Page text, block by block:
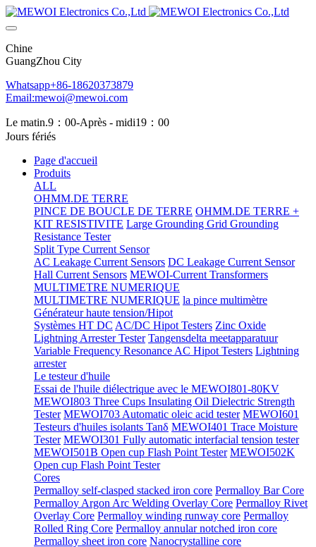
Chine
GuangZhou City
Whatsapp+86-18620373879
Email:mewoi@mewoi.com
Le matin.9：00-Après - midi19：00
Jours fériés
Page d'accueil
Produits
ALL
OHMM.DE TERRE
PINCE DE BOUCLE DE TERRE OHMM.DE TERRE +
KIT RESISTIVITE Large Grounding Grid Grounding
Resistance Tester
Split Type Current Sensor
AC Leakage Current Sensors DC Leakage Current Sensor
Hall Current Sensors MEWOI-Current Transformers
MULTIMETRE NUMERIQUE
MULTIMETRE NUMERIQUE la pince multimètre
Générateur haute tension/Hipot
Systèmes HT DC AC/DC Hipot Testers Zinc Oxide
Lightning Arrester Tester Tangensdelta meetapparatuur
Variable Frequency Resonance AC Hipot Testers Lightning
arrester
Le testeur d'huile
Essai de l'huile diélectrique avec le MEWOI801-80KV
MEWOI803 Three Cups Insulating Oil Dielectric Strength
Tester MEWOI703 Automatic oleic acid tester MEWOI601
Testeurs d'huiles isolants Tanδ MEWOI401 Trace Moisture
Tester MEWOI301 Fully automatic interfacial tension tester
MEWOI501B Open cup Flash Point Tester MEWOI502K
Open cup Flash Point Tester
Cores
Permalloy self-clasped stacked iron core Permalloy Bar Core
Permalloy Argon Arc Welding Overlay Core Permalloy Rivet
Overlay Core Permalloy winding runway core Permalloy
Rolled Ring Core Permalloy annular notched iron core
Permalloy sheet iron core Nanocrystalline core